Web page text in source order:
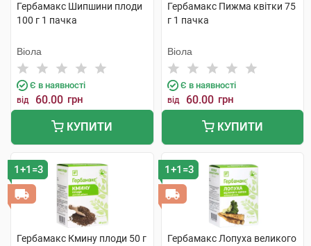
Гербамакс Шипшини плоди
100 г 1 пачка
Віола
Є в наявності
від 60.00 грн
КУПИТИ
Гербамакс Пижма квітки 75
г 1 пачка
Віола
Є в наявності
від 60.00 грн
КУПИТИ
1+1=3
Гербамакс Кмину плоди 50 г
1+1=3
Гербамакс Лопуха великого